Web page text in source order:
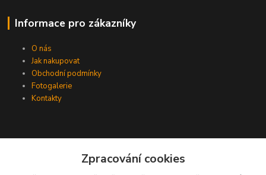
Informace pro zákazníky
O nás
Jak nakupovat
Obchodní podmínky
Fotogalerie
Kontakty
Zpracování cookies